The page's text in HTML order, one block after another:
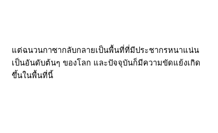
แต่ฉนวนกาซากลับกลายเป็นพื้นที่ที่มีประชากรหนาแน่น
เป็นอันดับต้นๆ ของโลก และปัจจุบันก็มีความขัดแย้งเกิด
ขึ้นในพื้นที่นี้